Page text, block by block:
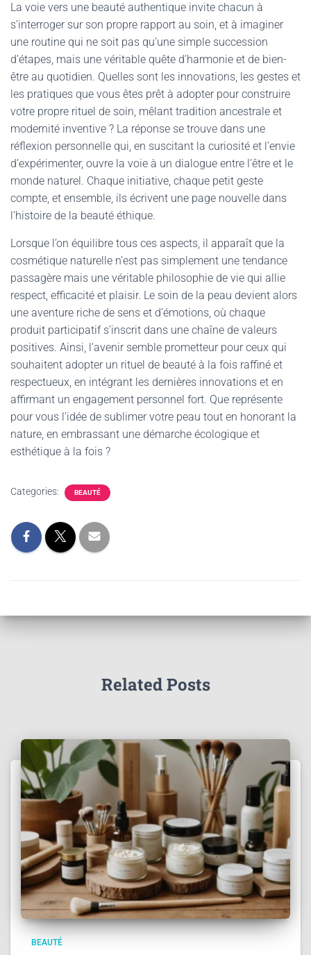
La voie vers une beauté authentique invite chacun à
s’interroger sur son propre rapport au soin, et à imaginer
une routine qui ne soit pas qu’une simple succession
d’étapes, mais une véritable quête d’harmonie et de bien-
être au quotidien. Quelles sont les innovations, les gestes et
les pratiques que vous êtes prêt à adopter pour construire
votre propre rituel de soin, mêlant tradition ancestrale et
modernité inventive ? La réponse se trouve dans une
réflexion personnelle qui, en suscitant la curiosité et l’envie
d’expérimenter, ouvre la voie à un dialogue entre l’être et le
monde naturel. Chaque initiative, chaque petit geste
compte, et ensemble, ils écrivent une page nouvelle dans
l’histoire de la beauté éthique.
Lorsque l’on équilibre tous ces aspects, il apparaît que la
cosmétique naturelle n’est pas simplement une tendance
passagère mais une véritable philosophie de vie qui allie
respect, efficacité et plaisir. Le soin de la peau devient alors
une aventure riche de sens et d’émotions, où chaque
produit participatif s’inscrit dans une chaîne de valeurs
positives. Ainsi, l’avenir semble prometteur pour ceux qui
souhaitent adopter un rituel de beauté à la fois raffiné et
respectueux, en intégrant les dernières innovations et en
affirmant un engagement personnel fort. Que représente
pour vous l’idée de sublimer votre peau tout en honorant la
nature, en embrassant une démarche écologique et
esthétique à la fois ?
Categories: BEAUTÉ
Related Posts
BEAUTÉ